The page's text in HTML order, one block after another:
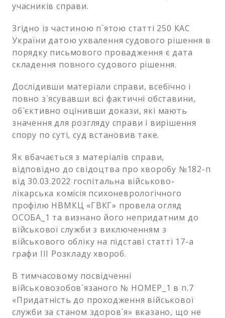
учасників справи.
Згідно із частиною п`ятою статті 250 КАС
України датою ухвалення судового рішення в
порядку письмового провадження є дата
складення повного судового рішення.
Дослідивши матеріали справи, всебічно і
повно з`ясувавши всі фактичні обставини,
об`єктивно оцінивши докази, які мають
значення для розгляду справи і вирішення
спору по суті, суд встановив таке.
Як вбачається з матеріалів справи,
відповідно до свідоцтва про хворобу №182-п
від 30.03.2022 госпітальна військово-
лікарська комісія психоневрологічного
профілю НВМКЦ «ГВКГ» провела огляд
ОСОБА_1 та визнано його непридатним до
військової служби з виключенням з
військового обліку на підставі статті 17-а
графи ІІІ Розкладу хвороб.
В тимчасовому посвідченні
військовозобов`язаного № НОМЕР_1 в п.7
«Придатність до проходження військової
служби за станом здоров`я» вказано, що не